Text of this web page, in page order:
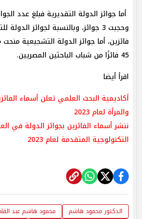
45 فائزًا من شباب الباحثين المصريين.
اقرأ أيضا
أكاديمية البحث العلمي تعلن أسماء
والمرأة لعام 2023
ننشر أسماء الفائزين بجوائز الدولة في
التكنولوجية المتقدمة لعام 2023
الدكتور محمود هاشم
محمود هاشم عبد